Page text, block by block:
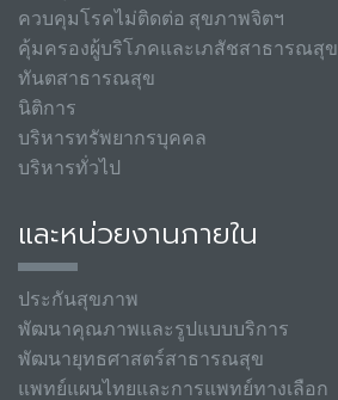
ควบคุมโรคไม่ติดต่อ สุขภาพจิตฯ
คุ้มครองผู้บริโภคและเภสัชสาธารณสุข
ทันตสาธารณสุข
นิติการ
บริหารทรัพยากรบุคคล
บริหารทั่วไป
และหน่วยงานภายใน
ประกันสุขภาพ
พัฒนาคุณภาพและรูปแบบบริการ
พัฒนายุทธศาสตร์สาธารณสุข
แพทย์แผนไทยและการแพทย์ทางเลือก